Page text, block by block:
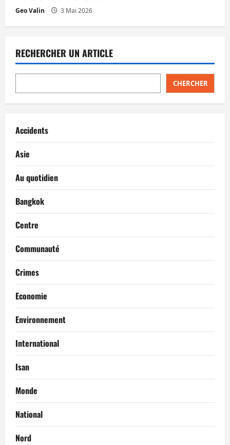
Geo Valin 3 Mai 2026
RECHERCHER UN ARTICLE
CHERCHER
Accidents
Asie
Au quotidien
Bangkok
Centre
Communauté
Crimes
Economie
Environnement
International
Isan
Monde
National
Nord